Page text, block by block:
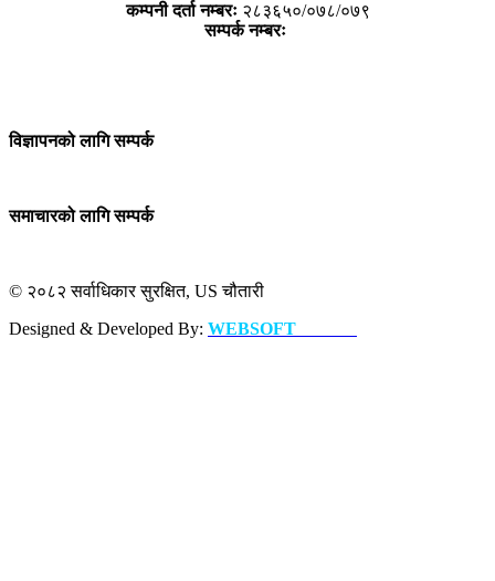
कम्पनी दर्ता नम्बरः२८३६५०/०७८/०७९
सम्पर्क नम्बरः
विज्ञापनको लागि सम्पर्क
समाचारको लागि सम्पर्क
© २०८२ सर्वाधिकार सुरक्षित, US चौतारी
Designed & Developed By: WEBSOFT